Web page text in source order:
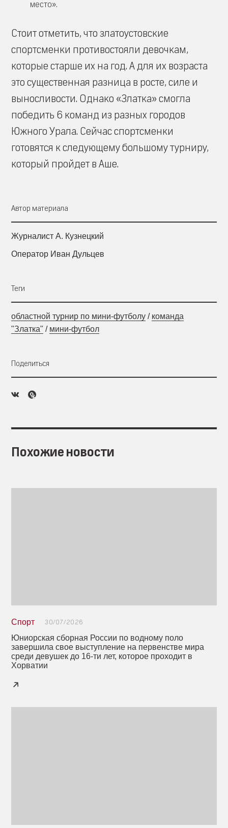
место».
Стоит отметить, что златоустовские
спортсменки противостояли девочкам,
которые старше их на год. А для их возраста
это существенная разница в росте, силе и
выносливости. Однако «Златка» смогла
победить 6 команд из разных городов
Южного Урала. Сейчас спортсменки
готовятся к следующему большому турниру,
который пройдет в Аше.
Автор материала
Журналист А. Кузнецкий
Оператор Иван Дульцев
Теги
областной турнир по мини-футболу / команда
"Златка" / мини-футбол
Поделиться
Похожие новости
Спорт 30/07/2026
Юниорская сборная России по водному поло
завершила свое выступление на первенстве мира
среди девушек до 16-ти лет, которое проходит в
Хорватии